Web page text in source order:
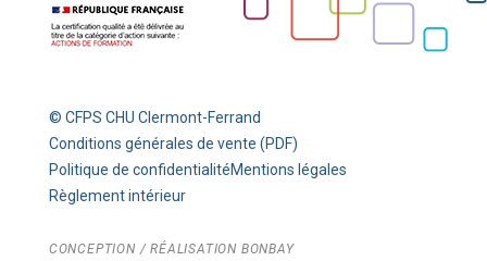
© CFPS CHU Clermont-Ferrand
Conditions générales de vente (PDF)
Politique de confidentialitéMentions légales
Règlement intérieur
CONCEPTION / RÉALISATION BONBAY